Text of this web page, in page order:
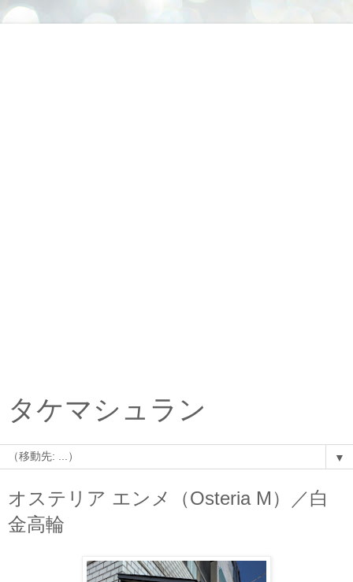
タケマシュラン
▼
オステリア エンメ（Osteria M）／白
金高輪